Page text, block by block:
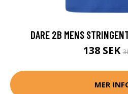
DARE 2B MENS
138 SEK
MER